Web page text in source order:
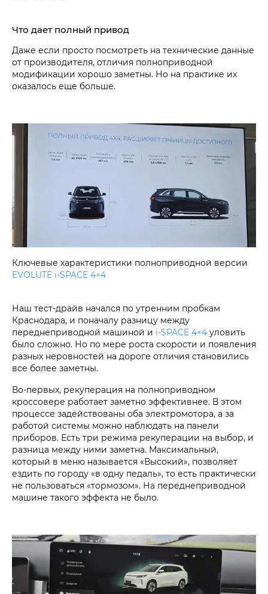
Что дает полный привод
Даже если просто посмотреть на технические данные
от производителя, отличия полноприводной
модификации хорошо заметны. Но на практике их
оказалось еще больше.
Ключевые характеристики полноприводной версии
EVOLUTE i‑SPACE 4×4
Наш тест-драйв начался по утренним пробкам
Краснодара, и поначалу разницу между
переднеприводной машиной и i‑SPACE 4×4 уловить
было сложно. Но по мере роста скорости и появления
разных неровностей на дороге отличия становились
все более заметны.
Во-первых, рекуперация на полноприводном
кроссовере работает заметно эффективнее. В этом
процессе задействованы оба электромотора, а за
работой системы можно наблюдать на панели
приборов. Есть три режима рекуперации на выбор, и
разница между ними заметна. Максимальный,
который в меню называется «Высокий», позволяет
ездить по городу «в одну педаль», то есть практически
не пользоваться «тормозом». На переднеприводной
машине такого эффекта не было.